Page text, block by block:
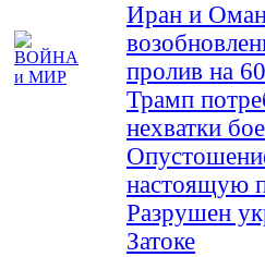
Иран и Оман
пролив на
Трамп
нехватки
настоящую
Разрушен
Затоке